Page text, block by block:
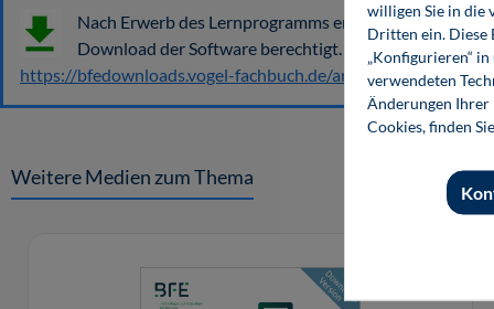
Nach Erwerb des Lernprogramms erhalten Sie mit
Download der Software berechtigt. Den
https://bfedownloads.vogel-fachbuch.de/artikelcode
Weitere Medien zum Thema
willigen Sie in die
Dritten ein. Diese
„Konfigurieren“
verwendeten
Änderungen Ihrer
Cookies, finden